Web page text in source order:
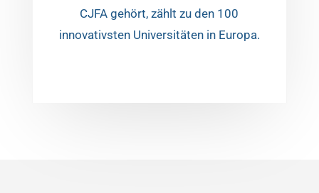
CJFA gehört, zählt zu den 100
innovativsten Universitäten in Europa.